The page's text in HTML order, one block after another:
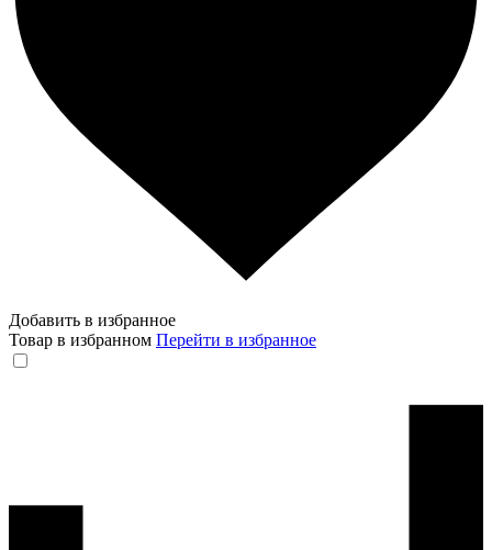
Добавить в избранное
Товар в избранном Перейти в избранное